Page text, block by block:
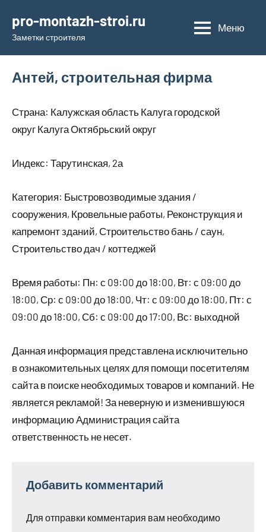
содержимому
pro-montazh-stroi.ru
Заметки строителя
Меню
Антей, строительная фирма
Страна: Калужская область Калуга городской
округ Калуга Октябрьский округ
Индекс: Тарутинская, 2а
Категория: Быстровозводимые здания /
сооружения, Кровельные работы, Реконструкция и
капремонт зданий, Строительство бань / саун,
Строительство дач / коттеджей
Время работы: Пн: с 09:00 до 18:00, Вт: с 09:00 до
18:00, Ср: с 09:00 до 18:00, Чт: с 09:00 до 18:00, Пт: с
09:00 до 18:00, Сб: с 09:00 до 17:00, Вс: выходной
Данная информация представлена исключительно
в ознакомительных целях для помощи посетителям
сайта в поиске необходимых товаров и компаний. Не
является рекламой! За неверную и изменившуюся
информацию Администрация сайта
ответственность не несет.
Добавить комментарий
Для отправки комментария вам необходимо